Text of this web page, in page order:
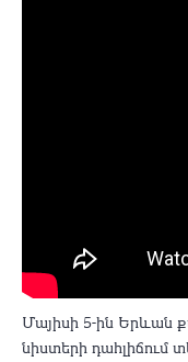
Մայիսի 5-ին Երևան
նիստերի դահլիճում